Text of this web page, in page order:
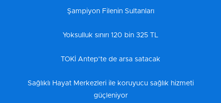
Şampiyon Filenin Sultanları
Yoksulluk sınırı 120 bin 325 TL
TOKİ Antep’te de arsa satacak
Sağlıklı Hayat Merkezleri ile koruyucu sağlık hizmeti
güçleniyor